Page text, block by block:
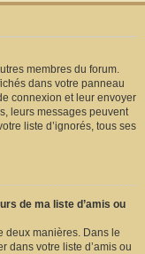
membres du forum.
dans votre panneau
connexion et leur envoyer
leurs messages peuvent
liste d’ignorés, tous ses
de ma liste d’amis ou
deux manières. Dans le
dans votre liste d’amis ou